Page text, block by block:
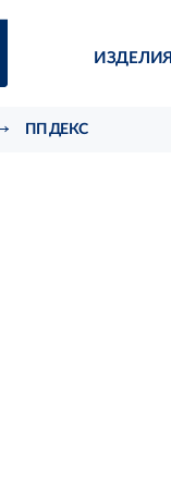
ИЗДЕЛИЯ
ПП ДЕКС